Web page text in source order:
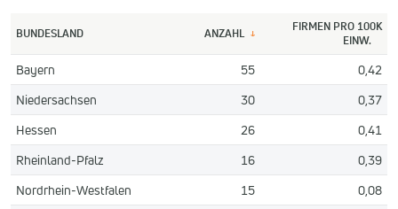
BUNDESLAND ANZAHL ↓
FIRMEN PRO 100K
EINW.
Bayern 55
0,42
Niedersachsen
30
0,37
Hessen
26
0,41
Rheinland-Pfalz
16
0,39
Nordrhein-Westfalen
15
0,08